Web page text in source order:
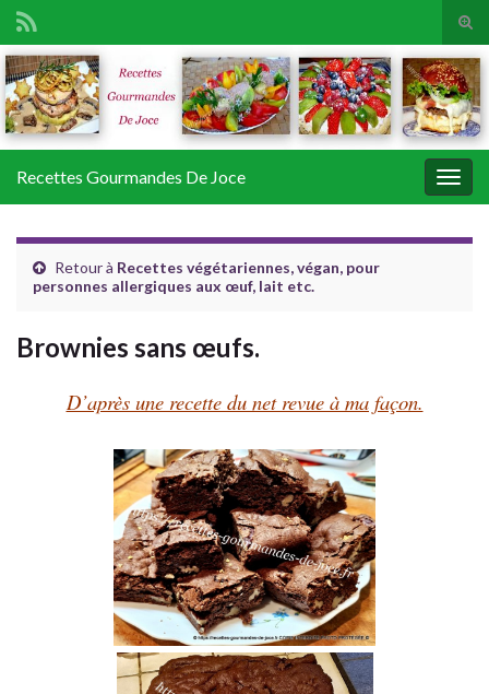
Search for:
Recettes Gourmandes De Joce
Retour à Recettes végétariennes, végan, pour
personnes allergiques aux œuf, lait etc.
Brownies sans œufs.
D’après une recette du net revue à ma façon.